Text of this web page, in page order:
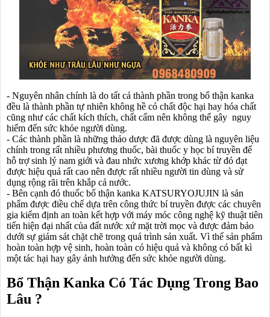
- Nguyên nhân chính là do tất cả thành phần trong bổ thận kanka
đều là thành phần tự nhiên không hề có chất độc hại hay hóa chất
cũng như các chất kích thích, chất cấm nên không thể gây nguy
hiểm đến sức khỏe người dùng.
- Các thành phần là những thảo dược đã được dùng là nguyên liệu
chính trong rất nhiều phương thuốc, bài thuốc y học bí truyền để
hỗ trợ sinh lý nam giới và đau nhức xương khớp khác từ đó đạt
được hiệu quả rất cao nên được rất nhiều người tin dùng và sử
dụng rộng rãi trên khắp cả nước.
- Bên cạnh đó thuốc bổ thận kanka KATSURYOJUJIN là sản
phẩm được điều chế dựa trên công thức bí truyền được các chuyên
gia kiểm định an toàn kết hợp với máy móc công nghệ kỹ thuật tiên
tiến hiện đại nhất của đất nước xứ mặt trời mọc và được đảm bảo
dưới sự giám sát chặt chẽ trong quá trình sản xuất. Vì thế sản phẩm
hoàn toàn hợp vệ sinh, hoàn toàn có hiệu quả và không có bất kì
một tác hại hay gây ảnh hưởng đến sức khỏe người dùng.
Bổ Thận Kanka Có Tác Dụng Trong Bao
Lâu ?